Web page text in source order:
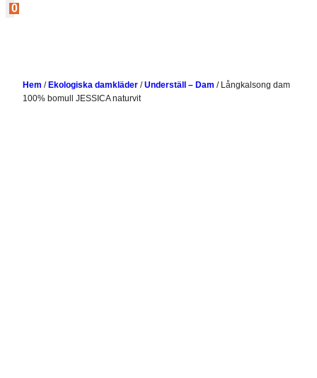
0
Hem / Ekologiska damkläder /Underställ – Dam / Långkalsong dam
100% bomull JESSICA naturvit